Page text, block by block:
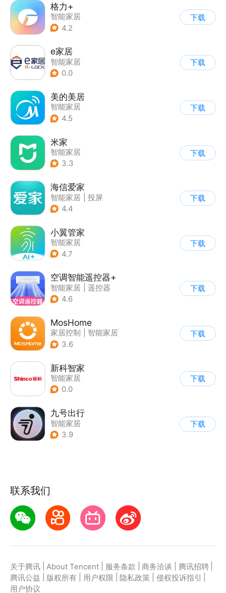
格力+
智能家居
4.2
下载
e家居
智能家居
0.0
下载
美的美居
智能家居
4.5
下载
米家
智能家居
3.3
下载
海信爱家
智能家居
投屏
4.4
下载
小翼管家
智能家居
4.7
下载
空调智能遥控器+
智能家居
遥控器
4.6
下载
MosHome
家居控制
智能家居
3.6
下载
新科智家
智能家居
0.0
下载
九号出行
智能家居
3.9
下载
联系我们
关于腾讯 About Tencent 服务条款 商务洽谈 腾讯招聘
腾讯公益
版权所有 用户权限 隐私政策 侵权投诉指引
用户协议